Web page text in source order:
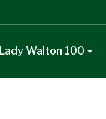
Lady Walton 100